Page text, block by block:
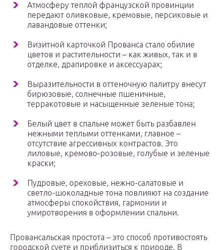
Атмосферу теплой французской провинции
передают оливковые, кремовые, персиковые и
лавандовые оттенки;
Визитной карточкой Прованса стало обилие
цветов и растительности – как живых, так и в
отделке, драпировке и аксессуарах;
Выразительности в оттеночную палитру внесут
бирюзовые, солнечные пшеничные,
терракотовые и насыщенные зеленые тона;
Белый цвет в спальне может быть разбавлен
нежными теплыми оттенками, главное –
отсутствие агрессивных контрастов. Это
лиловые, кремово-розовые, голубые и зеленые
краски;
Пудровые, ореховые, нежно-салатовые и
светло-шоколадные тона повлияют на создание
атмосферы спокойствия, гармонии и
умиротворения в оформлении спальни.
Провансальская простота – это способ противостоять
городской суете и приблизиться к природе. В